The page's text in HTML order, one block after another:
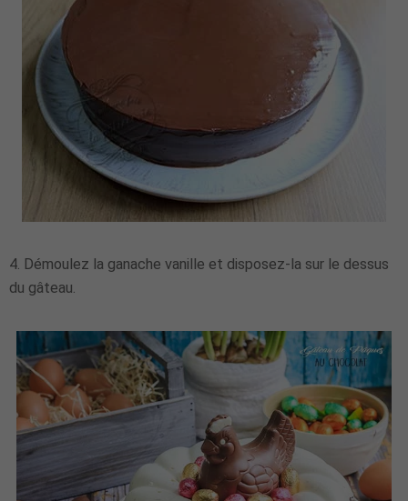
4. Démoulez la ganache vanille et disposez-la sur le dessus
du gâteau.